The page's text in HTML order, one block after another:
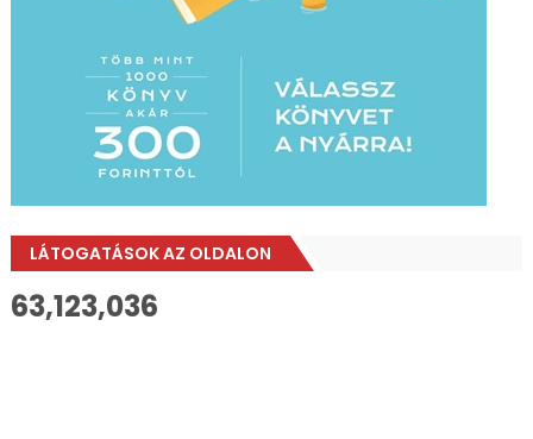
LÁTOGATÁSOK AZ OLDALON
63,123,036